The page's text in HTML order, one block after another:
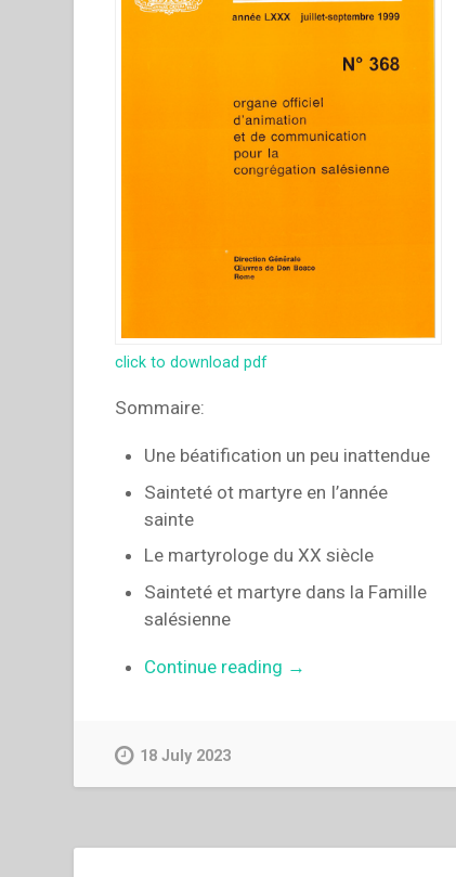
click to download pdf
Sommaire:
Une béatification un peu inattendue
Sainteté ot martyre en I’année
sainte
Le martyrologe du XX siècle
Sainteté et martyre dans la Famille
salésienne
Continue reading “Juan
à
→
18 July 2023